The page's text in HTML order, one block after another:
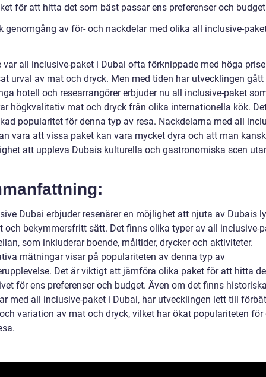
för att hitta det som bäst passar ens preferenser och
genomgång av för- och nackdelar med olika all inclusive-
var all inclusive-paket i Dubai ofta förknippade med höga
urval av mat och dryck. Men med tiden har utvecklingen
hotell och researrangörer erbjuder nu all inclusive-paket
högkvalitativ mat och dryck från olika internationella kök.
popularitet för denna typ av resa. Nackdelarna med all
vara att vissa paket kan vara mycket dyra och att man
att uppleva Dubais kulturella och gastronomiska scen
Dubai erbjuder resenärer en möjlighet att njuta av Dubais
och bekymmersfritt sätt. Det finns olika typer av all inclusive-
som inkluderar boende, måltider, drycker och aktiviteter.
mätningar visar på populariteten av denna typ av
Det är viktigt att jämföra olika paket för att hitta
för ens preferenser och budget. Även om det finns
med all inclusive-paket i Dubai, har utvecklingen lett till
variation av mat och dryck, vilket har ökat populariteten för